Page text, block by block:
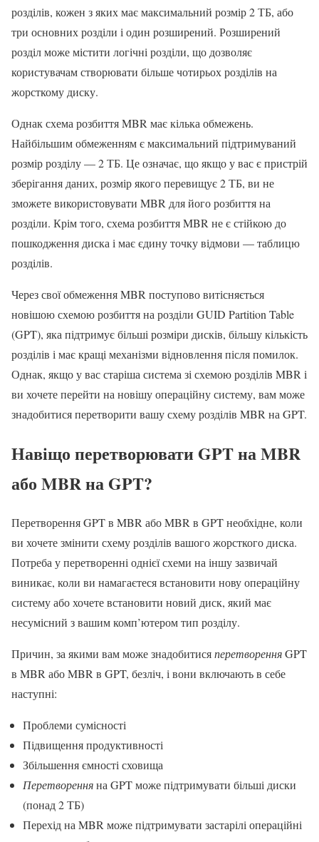
розділів, кожен з яких має максимальний розмір 2 ТБ, або
три основних розділи і один розширений. Розширений
розділ може містити логічні розділи, що дозволяє
користувачам створювати більше чотирьох розділів на
жорсткому диску.
Однак схема розбиття MBR має кілька обмежень.
Найбільшим обмеженням є максимальний підтримуваний
розмір розділу — 2 ТБ. Це означає, що якщо у вас є пристрій
зберігання даних, розмір якого перевищує 2 ТБ, ви не
зможете використовувати MBR для його розбиття на
розділи. Крім того, схема розбиття MBR не є стійкою до
пошкодження диска і має єдину точку відмови — таблицю
розділів.
Через свої обмеження MBR поступово витісняється
новішою схемою розбиття на розділи GUID Partition Table
(GPT), яка підтримує більші розміри дисків, більшу кількість
розділів і має кращі механізми відновлення після помилок.
Однак, якщо у вас старіша система зі схемою розділів MBR і
ви хочете перейти на новішу операційну систему, вам може
знадобитися перетворити вашу схему розділів MBR на GPT.
Навіщо перетворювати GPT на MBR
або MBR на GPT?
Перетворення GPT в MBR або MBR в GPT необхідне, коли
ви хочете змінити схему розділів вашого жорсткого диска.
Потреба у перетворенні однієї схеми на іншу зазвичай
виникає, коли ви намагаєтеся встановити нову операційну
систему або хочете встановити новий диск, який має
несумісний з вашим комп’ютером тип розділу.
Причин, за якими вам може знадобитисяперетворенняGPT
в MBR або MBR в GPT, безліч, і вони включають в себе
наступні:
Проблеми сумісності
Підвищення продуктивності
Збільшення ємності сховища
Перетворенняна GPT може підтримувати більші диски
(понад 2 ТБ)
Перехід на MBR може підтримувати застарілі операційні